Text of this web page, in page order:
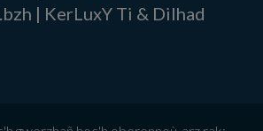
| KerLuxY Ti & Dilhad